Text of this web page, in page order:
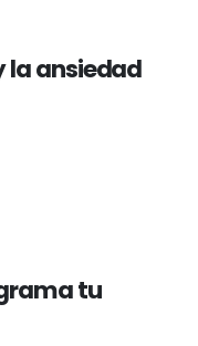
la ansiedad
tu